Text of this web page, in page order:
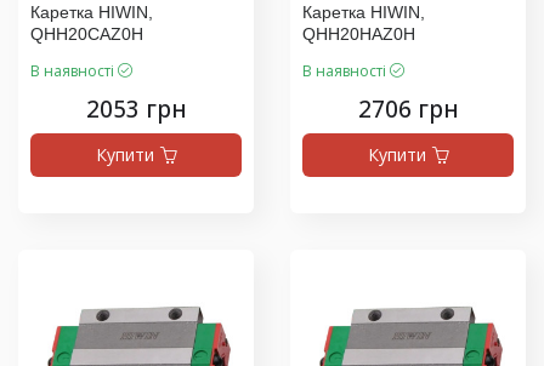
Каретка HIWIN,
QHH20CAZ0H
В наявності
2053 грн
Купити
Каретка HIWIN,
QHH20HAZ0H
В наявності
2706 грн
Купити